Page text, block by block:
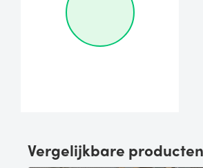
Vergelijkbare producten